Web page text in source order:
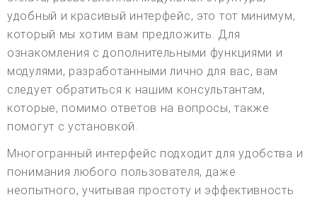
удобный и красивый интерфейс, это тот минимум,
который мы хотим вам предложить. Для
ознакомления с дополнительными функциями и
модулями, разработанными лично для вас, вам
следует обратиться к нашим консультантам,
которые, помимо ответов на вопросы, также
помогут с установкой.
Многогранный интерфейс подходит для удобства и
понимания любого пользователя, даже
неопытного, учитывая простоту и эффективность